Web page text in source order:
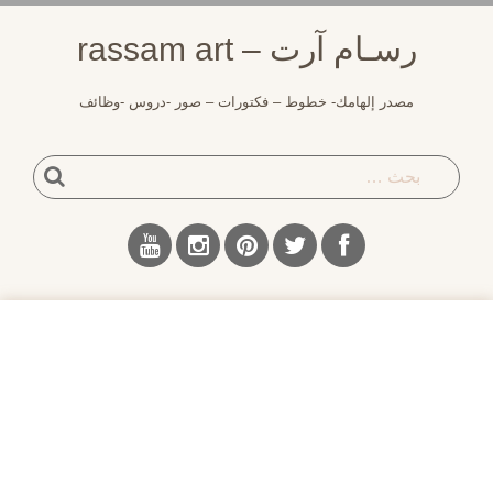
رسـام آرت – rassam art
مصدر إلهامك- خطوط – فكتورات – صور -دروس -وظائف